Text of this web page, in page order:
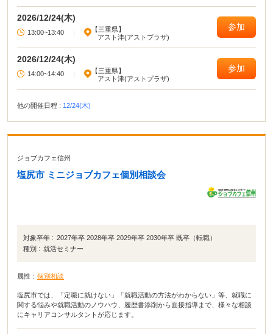
2026/12/24(木)
13:00~13:40
【三重県】
アスト津(アストプラザ)
参加
2026/12/24(木)
14:00~14:40
【三重県】
アスト津(アストプラザ)
参加
他の開催日程 : 12/24(木)
ジョブカフェ信州
塩尻市 ミニジョブカフェ個別相談会
対象卒年 : 2027年卒 2028年卒 2029年卒 2030年卒 既卒（転職）
種別 : 就活セミナー
属性 : 個別相談
塩尻市では、「定職に就けない」「就職活動の方法がわからない」等、就職に
関する悩みや就職活動のノウハウ、履歴書添削から面接指導まで、様々な相談
にキャリアコンサルタントが応じます。